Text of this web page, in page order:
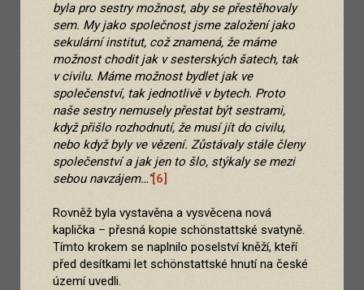
byla pro sestry možnost, aby se přestěhovaly
sem. My jako společnost jsme založení jako
sekulární institut, což znamená, že máme
možnost chodit jak v sesterských šatech, tak
v civilu. Máme možnost bydlet jak ve
společenství, tak jednotlivě v bytech. Proto
naše sestry nemusely přestat být sestrami,
když přišlo rozhodnutí, že musí jít do civilu,
nebo když byly ve vězení. Zůstávaly stále členy
společenství a jak jen to šlo, stýkaly se mezi
sebou navzájem…“[6]
Rovněž byla vystavěna a vysvěcena nová
kaplička – přesná kopie schönstattské svatyně.
Tímto krokem se naplnilo poselství kněží, kteří
před desítkami let schönstattské hnutí na české
území uvedli.